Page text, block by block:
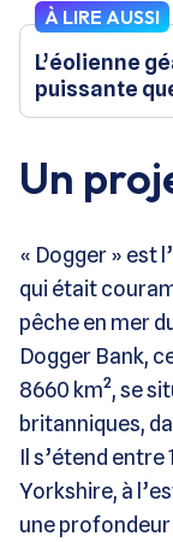
À LIRE AUSSI
L’éolienne
puissante
Un
« Dogger » est
qui était
pêche en mer
Dogger Bank,
8660 km², se
britanniques,
Il s’étend entre
Yorkshire, à
une profondeur